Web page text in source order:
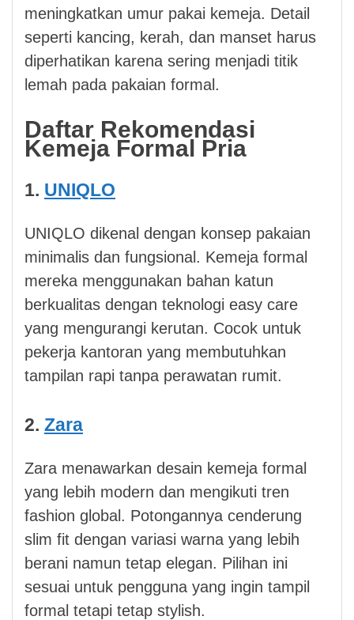
meningkatkan umur pakai kemeja. Detail
seperti kancing, kerah, dan manset harus
diperhatikan karena sering menjadi titik
lemah pada pakaian formal.
Daftar Rekomendasi
Kemeja Formal Pria
1. UNIQLO
UNIQLO dikenal dengan konsep pakaian
minimalis dan fungsional. Kemeja formal
mereka menggunakan bahan katun
berkualitas dengan teknologi easy care
yang mengurangi kerutan. Cocok untuk
pekerja kantoran yang membutuhkan
tampilan rapi tanpa perawatan rumit.
2. Zara
Zara menawarkan desain kemeja formal
yang lebih modern dan mengikuti tren
fashion global. Potongannya cenderung
slim fit dengan variasi warna yang lebih
berani namun tetap elegan. Pilihan ini
sesuai untuk pengguna yang ingin tampil
formal tetapi tetap stylish.